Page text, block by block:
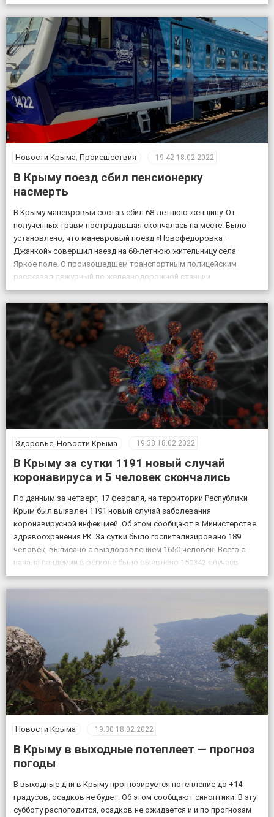
совершении данных преступлений задержаны двое […]
Новости Крыма, Происшествия 19:42 18.02.2022
В Крыму поезд сбил пенсионерку
насмерть
В Крыму маневровый состав сбил 68-летнюю женщину. От
полученных травм пострадавшая скончалась на месте. Было
установлено, что маневровый поезд «Новофедоровка –
Джанкой» совершил наезд на 68-летнюю жительницу села
Яркое поле. О произошедшем транспортным полицейским
рассказал дежурный по железнодорожной станции
«Кировская». «Женщина переходила через железнодорожные
пути в установленном для этого месте, но на сигналы,
подаваемые машинистом, […]
Здоровье Новости Крыма 19:38 18.02.2022
В Крыму за сутки 1191 новый случай
коронавируса и 5 человек скончались
По данным за четверг, 17 февраля, на территории Республики
Крым был выявлен 1191 новый случай заболевания
коронавирусной инфекцией. Об этом сообщают в Министерстве
здравоохранения РК. За сутки было госпитализировано 189
человек, выписано с выздоровлением 1650 человек. Всего с
начала пандемии в регионе было выявлено 150342 случаев
заболевания коронавирусом, скончалось 4830 пациентов с
подтвержденным коронавирусом, в […]
Новости Крыма 19:30 18.02.2022
В Крыму в выходные потеплеет — прогноз
погоды
В выходные дни в Крыму прогнозируется потепление до +14
градусов, осадков не будет. Об этом сообщают синоптики. В эту
субботу распогодится, осадков не ожидается и и по прогнозам